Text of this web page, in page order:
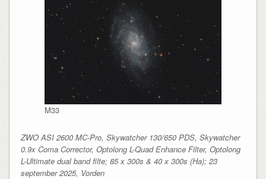
M33
ZWO ASI 2600 MC-Pro, Skywatcher 130/650 PDS, Skywatcher
0.9x Coma Corrector, Optolong L-Quad Enhance Filter, Optolong
L-Ultimate dual band filte; 85 x 300s & 40 x 300s (Ha); 23
september 2025, Vorden